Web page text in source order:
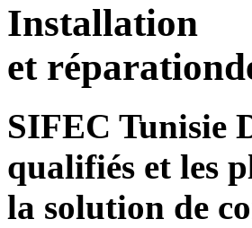
Installation
et réparation
SIFEC Tunisie
qualifiés et les
la solution de